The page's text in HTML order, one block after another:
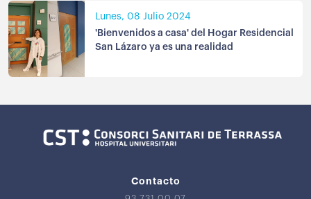
Lunes, 08 Julio 2024
'Bienvenidos a casa' del Hogar Residencial
San Lázaro ya es una realidad
Contacto